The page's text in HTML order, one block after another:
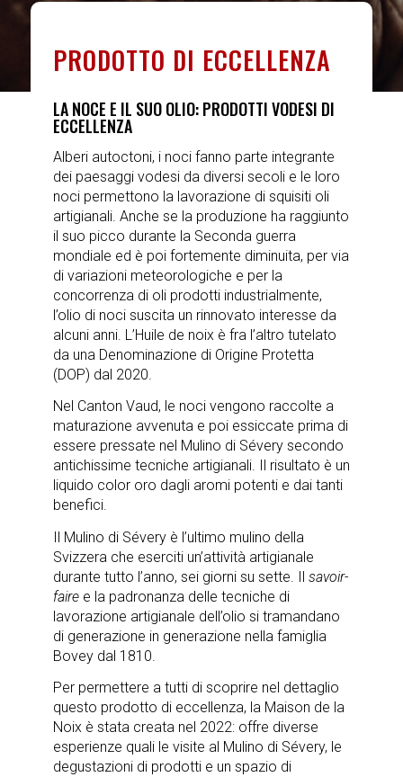
PRODOTTO DI ECCELLENZA
LA NOCE E IL SUO OLIO: PRODOTTI VODESI DI
ECCELLENZA
Alberi autoctoni, i noci fanno parte integrante
dei paesaggi vodesi da diversi secoli e le loro
noci permettono la lavorazione di squisiti oli
artigianali. Anche se la produzione ha raggiunto
il suo picco durante la Seconda guerra
mondiale ed è poi fortemente diminuita, per via
di variazioni meteorologiche e per la
concorrenza di oli prodotti industrialmente,
l’olio di noci suscita un rinnovato interesse da
alcuni anni. L’Huile de noix è fra l’altro tutelato
da una Denominazione di Origine Protetta
(DOP) dal 2020.
Nel Canton Vaud, le noci vengono raccolte a
maturazione avvenuta e poi essiccate prima di
essere pressate nel Mulino di Sévery secondo
antichissime tecniche artigianali. Il risultato è un
liquido color oro dagli aromi potenti e dai tanti
benefici.
Il Mulino di Sévery è l’ultimo mulino della
Svizzera che eserciti un’attività artigianale
durante tutto l’anno, sei giorni su sette. Il savoir-
fairee la padronanza delle tecniche di
lavorazione artigianale dell’olio si tramandano
di generazione in generazione nella famiglia
Bovey dal 1810.
Per permettere a tutti di scoprire nel dettaglio
questo prodotto di eccellenza, la Maison de la
Noix è stata creata nel 2022: offre diverse
esperienze quali le visite al Mulino di Sévery, le
degustazioni di prodotti e un spazio di